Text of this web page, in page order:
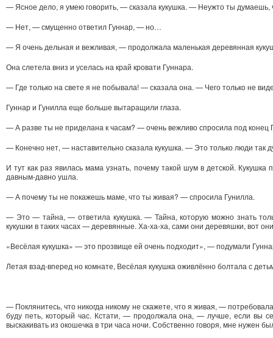
— Ясное дело, я умею говорить, — сказала кукушка. — Неужто ты думаешь,
— Нет, — смущенно ответил Гуннар, — но…
— Я очень дельная и вежливая, — продолжала маленькая деревянная
Она слетела вниз и уселась на край кровати Гуннара.
— Где только на свете я не побывала! — сказала она. — Чего только не
Гуннар и Гунилла еще больше вытаращили глаза.
— А разве ты не приделана к часам? — очень вежливо спросила под конец
— Конечно нет, — наставительно сказала кукушка. — Это только люди так
И тут как раз явилась мама узнать, почему такой шум в детской.
давным-давно ушла.
— А почему ты не покажешь маме, что ты живая? — спросила Гунилла.
— Это — тайна, — ответила кукушка. — Тайна, которую можно знать
кукушки в таких часах — деревянные. Ха-ха-ха, сами они деревяшки, вот
«Весёлая кукушка» — это прозвище ей очень подходит», — подумали
Летая взад-вперед но комнате, Весёлая кукушка оживлённо болтала с
— Поклянитесь, что никогда никому не скажете, что я живая, —
буду петь, который час. Кстати, — продолжала она, — лучше, если вы
выскакивать из окошечка в три часа ночи. Собственно говоря, мне нужен